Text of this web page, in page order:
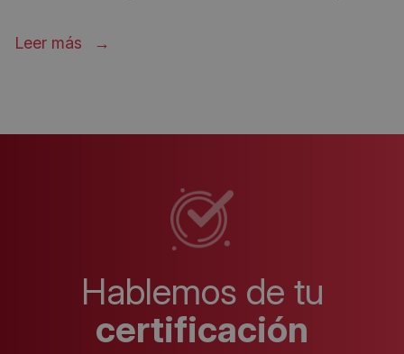
Leer más
Hablemos de tu
certificación